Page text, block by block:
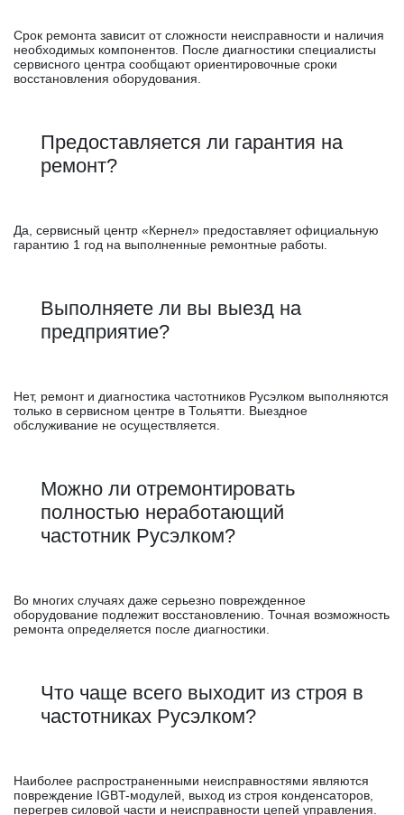
Срок ремонта зависит от сложности неисправности и наличия
необходимых компонентов. После диагностики специалисты
сервисного центра сообщают ориентировочные сроки
восстановления оборудования.
Предоставляется ли гарантия на
ремонт?
Да, сервисный центр «Кернел» предоставляет официальную
гарантию 1 год на выполненные ремонтные работы.
Выполняете ли вы выезд на
предприятие?
Нет, ремонт и диагностика частотников Русэлком выполняются
только в сервисном центре в Тольятти. Выездное
обслуживание не осуществляется.
Можно ли отремонтировать
полностью неработающий
частотник Русэлком?
Во многих случаях даже серьезно поврежденное
оборудование подлежит восстановлению. Точная возможность
ремонта определяется после диагностики.
Что чаще всего выходит из строя в
частотниках Русэлком?
Наиболее распространенными неисправностями являются
повреждение IGBT-модулей, выход из строя конденсаторов,
перегрев силовой части и неисправности цепей управления.